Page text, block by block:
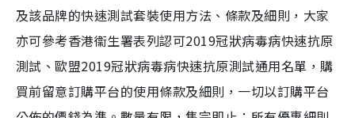
及該品牌的快速測試套裝使用方法、條款及細則，大家
亦可參考香港衞生署表列認可2019冠狀病毒病快速抗原
測試、歐盟2019冠狀病毒病快速抗原測試通用名單，購
買前留意訂購平台的使用條款及細則，一切以訂購平台